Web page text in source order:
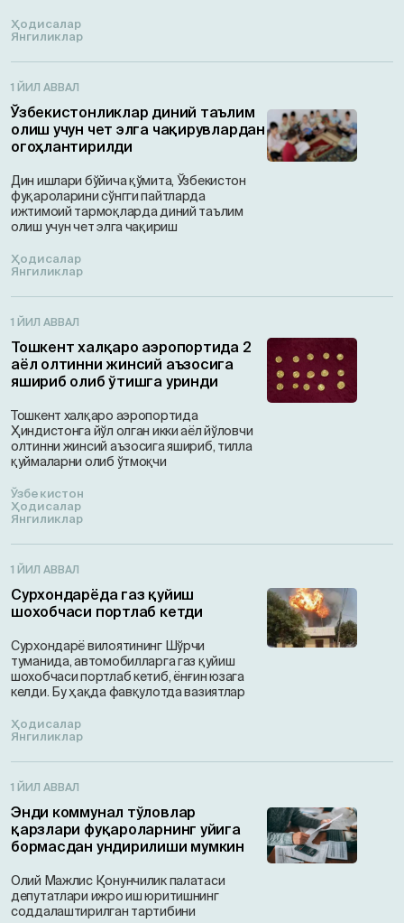
Ҳодисалар
Янгиликлар
1 ЙИЛ АВВАЛ
Ўзбекистонликлар диний таълим
олиш учун чет элга чақирувлардан
огоҳлантирилди
Дин ишлари бўйича қўмита, Ўзбекистон
фуқароларини сўнгги пайтларда
ижтимоий тармоқларда диний таълим
олиш учун чет элга чақириш
Ҳодисалар
Янгиликлар
1 ЙИЛ АВВАЛ
Тошкент халқаро аэропортида 2
аёл олтинни жинсий аъзосига
яшириб олиб ўтишга уринди
Тошкент халқаро аэропортида
Ҳиндистонга йўл олган икки аёл йўловчи
олтинни жинсий аъзосига яшириб, тилла
қуймаларни олиб ўтмоқчи
Ўзбекистон
Ҳодисалар
Янгиликлар
1 ЙИЛ АВВАЛ
Сурхондарёда газ қуйиш
шохобчаси портлаб кетди
Сурхондарё вилоятининг Шўрчи
туманида, автомобилларга газ қуйиш
шохобчаси портлаб кетиб, ёнғин юзага
келди. Бу ҳақда фавқулотда вазиятлар
Ҳодисалар
Янгиликлар
1 ЙИЛ АВВАЛ
Энди коммунал тўловлар
қарзлари фуқароларнинг уйига
бормасдан ундирилиши мумкин
Олий Мажлис Қонунчилик палатаси
депутатлари ижро иш юритишнинг
соддалаштирилган тартибини